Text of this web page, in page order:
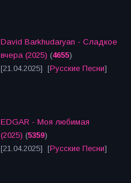
David Barkhudaryan - Сладкое
вчера (2025) (4655)
[21.04.2025] [Русские Песни]
EDGAR - Моя любимая
(2025) (5359)
[21.04.2025] [Русские Песни]